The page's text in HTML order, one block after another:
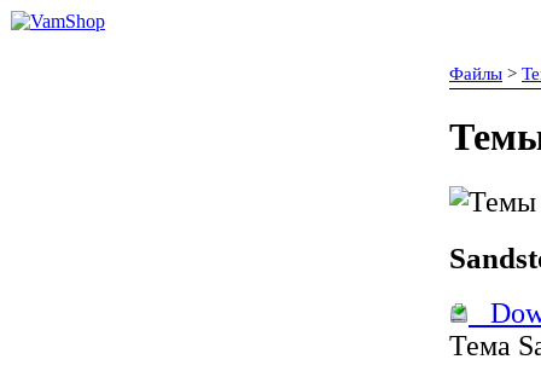
Файлы >
Тема